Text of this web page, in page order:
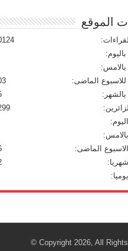
الموقع
بالامس:
للاسبوع الماضى:
بالشهر:
بالامس:
الاسبوع الماضى:
شهريا:
© Copyright 2026, All